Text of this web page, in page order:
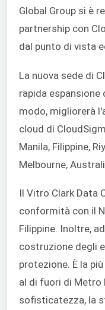
Global Group si è
partnership con
dal punto di vista
La nuova sede di
rapida
modo, migliorerà
cloud di
Manila, Filippine,
Melbourne,
Il Vitro Clark Data
conformità con il
Filippine. Inoltre,
costruzione degli
protezione. È la
al di fuori di Metro
sofisticatezza, la